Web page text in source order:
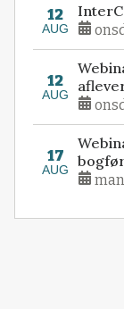
12
AUG
12
AUG
17
AUG